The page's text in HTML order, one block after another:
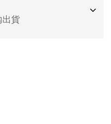
出貨